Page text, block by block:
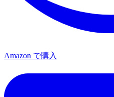
Amazon で購入